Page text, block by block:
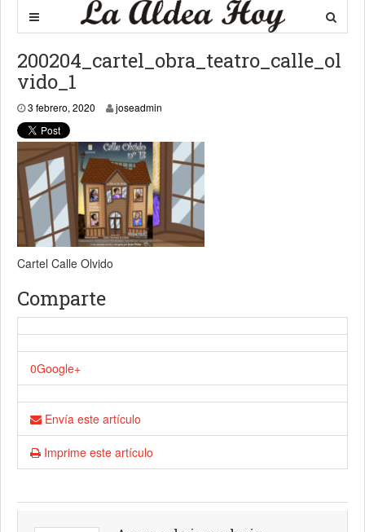
200204_cartel_obra_teatro_calle_ol
vido_1
3 febrero, 2020 3 febrero, 2020
joseadmin
Cartel Calle Olvido
Comparte
0Google+
Envía este artículo
Imprime este artículo